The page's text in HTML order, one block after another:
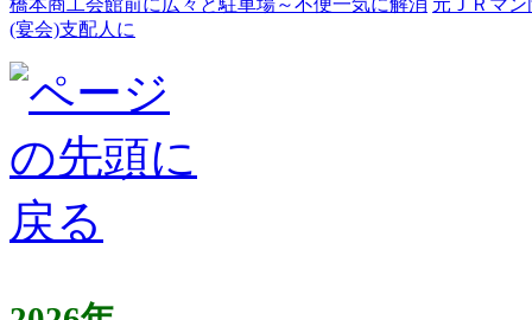
橋本商工会館前に広々と駐車場～不便一気に解消 元ＪＲマ
(宴会)支配人に